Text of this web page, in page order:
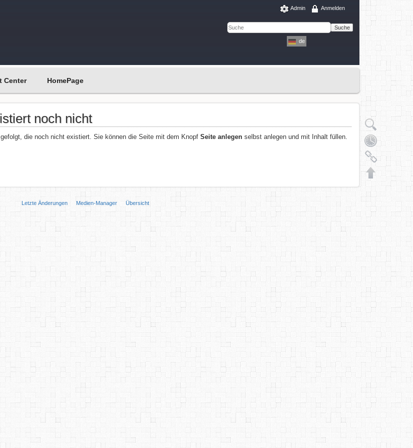
Admin Anmelden
Suche
de
Center HomePage
noch nicht
die noch nicht existiert. Sie können die Seite mit dem KnopfSeite anlegen selbst anlegen und mit Inhalt füllen.
Links hierher
Letzte Änderungen Medien-Manager Übersicht